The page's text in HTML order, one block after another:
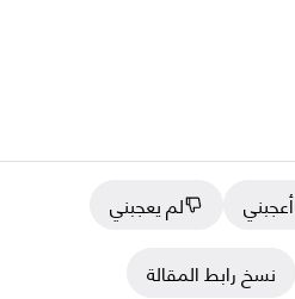
أعجبني
لم يعجبني
نسخ رابط المقالة